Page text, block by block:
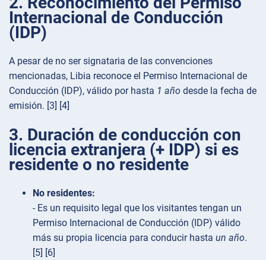
Internacional de Conducción
(IDP)
A pesar de no ser signataria de las convenciones
mencionadas, Libia reconoce el Permiso Internacional de
Conducción (IDP), válido por hasta 1 año desde la fecha de
emisión. [3] [4]
3. Duración de conducción con
licencia extranjera (+ IDP) si es
residente o no residente
No residentes:
- Es un requisito legal que los visitantes tengan un
Permiso Internacional de Conducción (IDP) válido
más su propia licencia para conducir hasta un año.
[5] [6]